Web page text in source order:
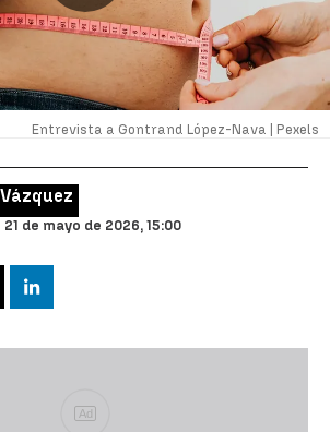
Entrevista a Gontrand López-Nava | Pexels
21 de mayo de 2026, 15:00
Ad